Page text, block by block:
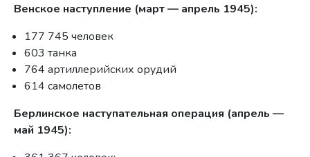
Венское наступление (март — апрель 1945):
177 745 человек
603 танка
764 артиллерийских орудий
614 самолетов
Берлинское наступательная операция (апрель —
май 1945):